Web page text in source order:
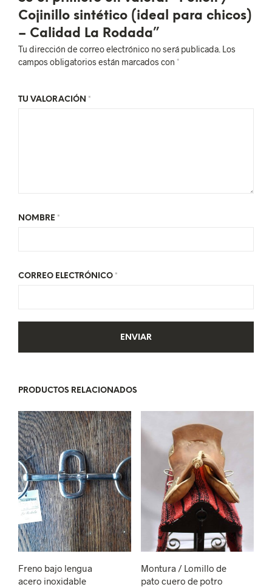
Cojinillo sintético (ideal para chicos)
– Calidad La Rodada”
Tu dirección de correo electrónico no será publicada. Los
campos obligatorios están marcados con *
TU VALORACIÓN *
NOMBRE *
CORREO ELECTRÓNICO *
PRODUCTOS RELACIONADOS
Freno bajo lengua
acero inoxidable
Montura / Lomillo de
pato cuero de potro